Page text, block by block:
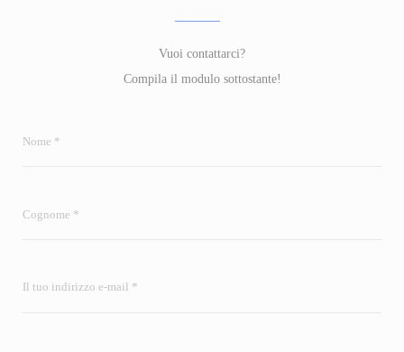
Vuoi contattarci?
Compila il modulo sottostante!